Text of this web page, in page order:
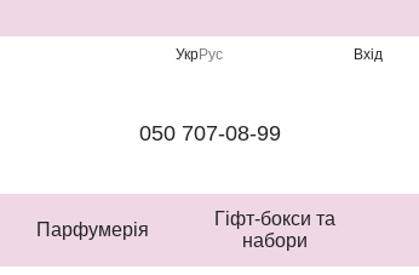
УкрРус Вхід
050 707-08-99
Парфумерія
Гіфт-бокси та
набори